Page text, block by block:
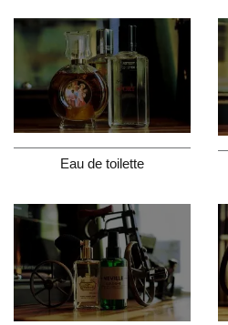
Eau de toilette